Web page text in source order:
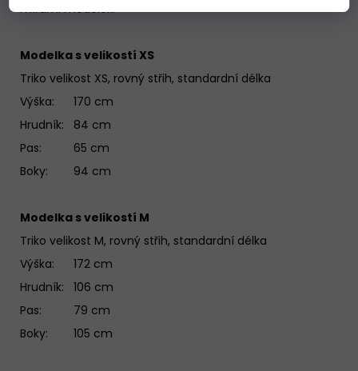
mírami modelek.
Modelka s velikostí XS
Triko velikost XS, rovný střih, standardní délka
Výška: 170 cm
Hrudník: 84 cm
Pas: 65 cm
Boky: 94 cm
Modelka s velikostí M
Triko velikost M, rovný střih, standardní délka
Výška: 172 cm
Hrudník: 106 cm
Pas: 79 cm
Boky: 105 cm